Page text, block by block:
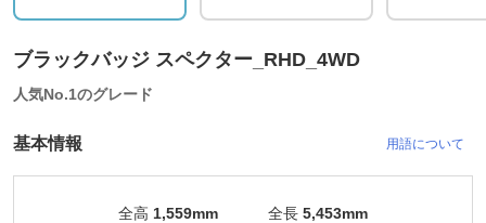
ブラックバッジ スペクター_RHD_4WD
人気No.1のグレード
基本情報 用語について
全高 1,559mm 全長 5,453mm